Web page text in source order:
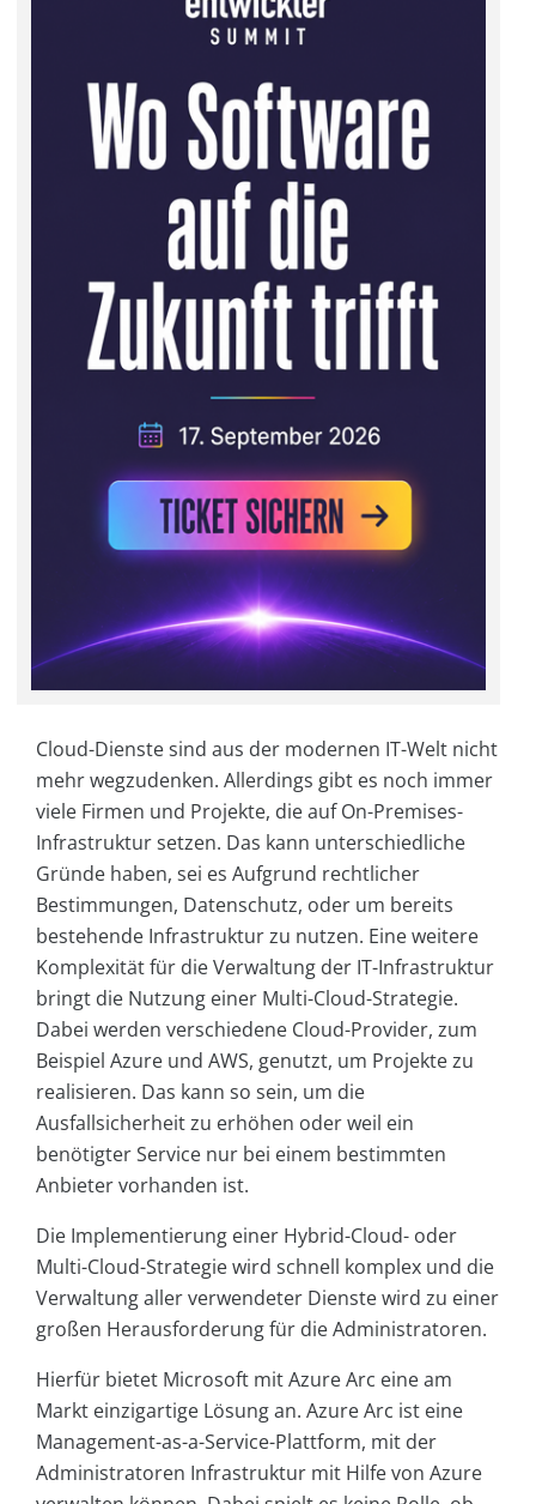
Cloud-Dienste sind aus der modernen IT-Welt nicht
mehr wegzudenken. Allerdings gibt es noch immer
viele Firmen und Projekte, die auf On-Premises-
Infrastruktur setzen. Das kann unterschiedliche
Gründe haben, sei es Aufgrund rechtlicher
Bestimmungen, Datenschutz, oder um bereits
bestehende Infrastruktur zu nutzen. Eine weitere
Komplexität für die Verwaltung der IT-Infrastruktur
bringt die Nutzung einer Multi-Cloud-Strategie.
Dabei werden verschiedene Cloud-Provider, zum
Beispiel Azure und AWS, genutzt, um Projekte zu
realisieren. Das kann so sein, um die
Ausfallsicherheit zu erhöhen oder weil ein
benötigter Service nur bei einem bestimmten
Anbieter vorhanden ist.
Die Implementierung einer Hybrid-Cloud- oder
Multi-Cloud-Strategie wird schnell komplex und die
Verwaltung aller verwendeter Dienste wird zu einer
großen Herausforderung für die Administratoren.
Hierfür bietet Microsoft mit Azure Arc eine am
Markt einzigartige Lösung an. Azure Arc ist eine
Management-as-a-Service-Plattform, mit der
Administratoren Infrastruktur mit Hilfe von Azure